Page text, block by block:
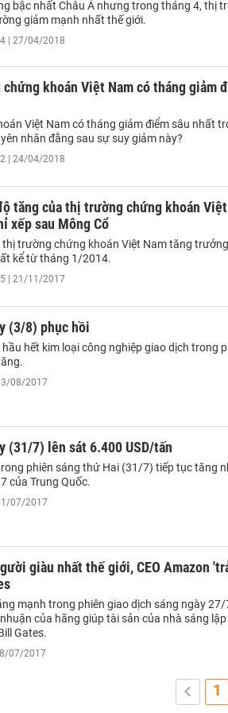
bậc nhất Châu Á nhưng trong tháng 4, thị
giảm mạnh nhất thế giới.
| 27/04/2018
khoán Việt Nam có tháng giảm
Việt Nam có tháng giảm điểm sâu nhất
nhân đằng sau sự suy giảm này?
| 24/04/2018
tăng của thị trường chứng khoán
xếp sau Mông Cổ
trường chứng khoán Việt Nam tăng trưởng
kể từ tháng 1/2014.
| 21/11/2017
(3/8) phục hồi
hết kim loại công nghiệp giao dịch trong
08/2017
(31/7) lên sát 6.400 USD/tấn
phiên sáng thứ Hai (31/7) tiếp tục tăng
của Trung Quốc.
07/2017
giàu nhất thế giới, CEO Amazon
mạnh trong phiên giao dịch sáng ngày
của hãng giúp tài sản của nhà sáng
Gates.
07/2017
1